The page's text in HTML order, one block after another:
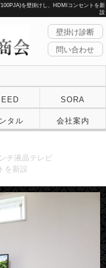
を壁掛けし、HDMIコンセントを新
設
壁掛け診断
問い合わせ
SORA
タル 会社案内
チ液晶テレビ
を新設